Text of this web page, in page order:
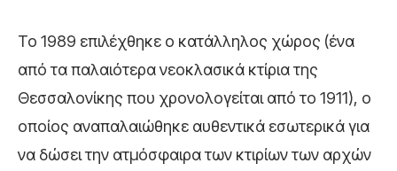
Το 1989 επιλέχθηκε ο κατάλληλος χώρος (ένα
από τα παλαιότερα νεοκλασικά κτίρια της
Θεσσαλονίκης που χρονολογείται από το 1911), ο
οποίος αναπαλαιώθηκε αυθεντικά εσωτερικά για
να δώσει την ατμόσφαιρα των κτιρίων των αρχών